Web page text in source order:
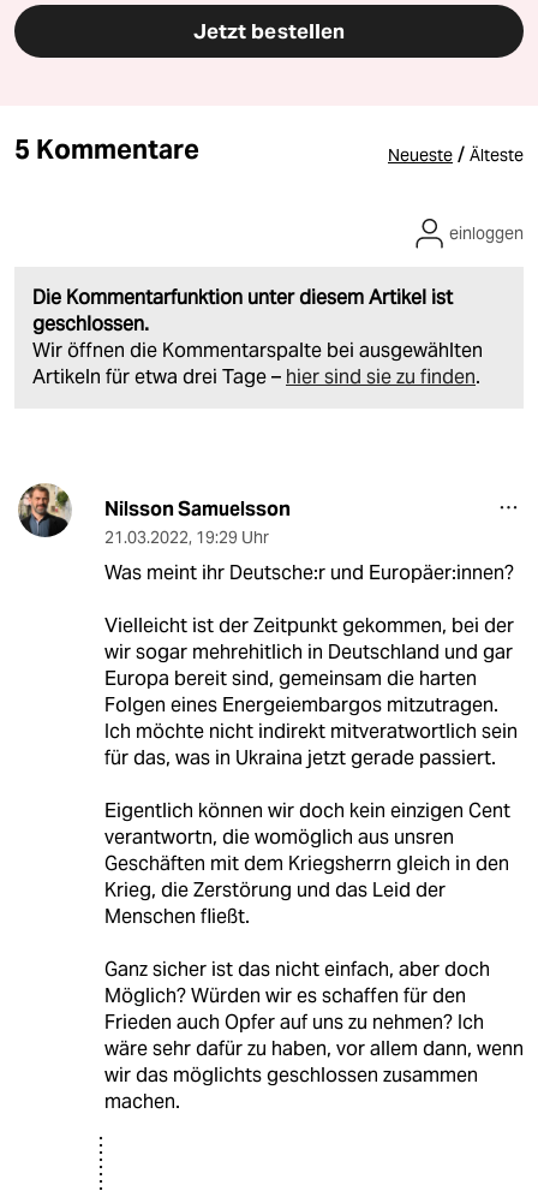
Jetzt bestellen
5 Kommentare Neueste / Älteste
Die Kommentarfunktion unter diesem Artikel ist
geschlossen.
Wir öffnen die Kommentarspalte bei ausgewählten
Artikeln für etwa drei Tage – hier sind sie zu finden.
einloggen
Nilsson Samuelsson
21.03.2022, 19:29 Uhr
Was meint ihr Deutsche:r und Europäer:innen?
Vielleicht ist der Zeitpunkt gekommen, bei der
wir sogar mehrehitlich in Deutschland und gar
Europa bereit sind, gemeinsam die harten
Folgen eines Energeiembargos mitzutragen.
Ich möchte nicht indirekt mitveratwortlich sein
für das, was in Ukraina jetzt gerade passiert.
Eigentlich können wir doch kein einzigen Cent
verantwortn, die womöglich aus unsren
Geschäften mit dem Kriegsherrn gleich in den
Krieg, die Zerstörung und das Leid der
Menschen fließt.
Ganz sicher ist das nicht einfach, aber doch
Möglich? Würden wir es schaffen für den
Frieden auch Opfer auf uns zu nehmen? Ich
wäre sehr dafür zu haben, vor allem dann, wenn
wir das möglichts geschlossen zusammen
machen.